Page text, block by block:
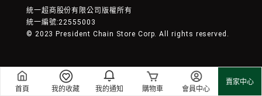
首頁 我的收藏 我的通知 購物車 會員中心
賣家中心
統一超商股份有限公司版權所有
統一編號:22555003
© 2023 President Chain Store Corp. All rights reserved.